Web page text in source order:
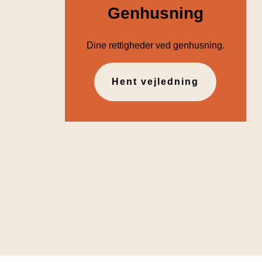
Genhusning
Dine rettigheder ved genhusning.
Hent vejledning